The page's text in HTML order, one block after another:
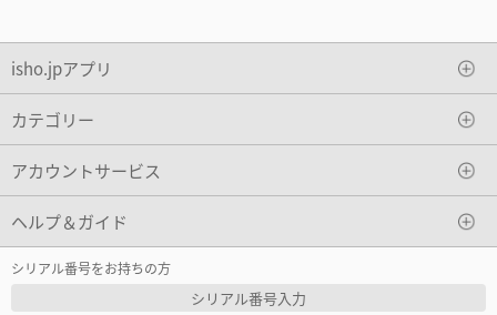
isho.jpアプリ
カテゴリー
アカウントサービス
ヘルプ＆ガイド
シリアル番号をお持ちの方
シリアル番号入力